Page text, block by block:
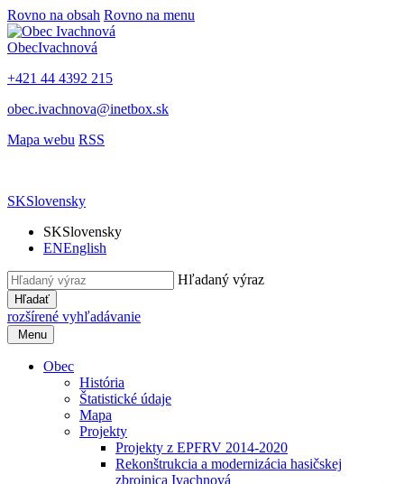
Rovno na obsah Rovno na menu
ObecIvachnová
+421 44 4392 215
obec.ivachnova@inetbox.sk
Mapa webu RSS
SKSlovensky
SKSlovensky
ENEnglish
Hľadaný výraz
Hľadať
rozšírené vyhľadávanie
Menu
Obec
História
Štatistické údaje
Mapa
Projekty
Projekty z EPFRV 2014-2020
Rekonštrukcia a modernizácia hasičskej
zbrojnica Ivachnová